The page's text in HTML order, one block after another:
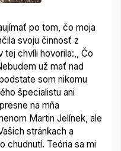
po tom, čo moja
svoju činnosť z
tej chvíli hovorila:,, Čo
už mať nad
som nikomu
špecialistu ani
na mňa
Martin Jelínek, ale
stránkach a
chudnutí. Teória sa mi